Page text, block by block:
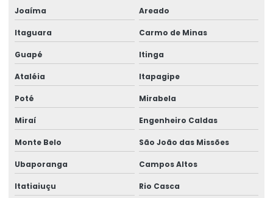
Joaíma Areado
Itaguara Carmo de Minas
Guapé Itinga
Ataléia Itapagipe
Poté Mirabela
Miraí Engenheiro Caldas
Monte Belo São João das Missões
Ubaporanga Campos Altos
Itatiaiuçu Rio Casca